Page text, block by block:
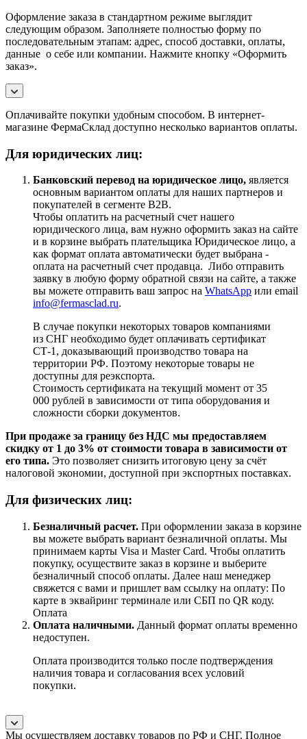
Оформление заказа в стандартном режиме выглядит
следующим образом. Заполняете полностью форму по
последовательным этапам: адрес, способ доставки, оплаты,
данные о себе или компании. Нажмите кнопку «Оформить
заказ».
Оплачивайте покупки удобным способом. В интернет-
магазине ФермаСклад доступно несколько вариантов оплаты.
Для юридических лиц:
Банковский перевод на юридическое лицо, является
основным вариантом оплаты для наших партнеров и
покупателей в сегменте B2B.
Чтобы оплатить на расчетный счет нашего
юридического лица, вам нужно оформить заказ на сайте
и в корзине выбрать плательщика Юридическое лицо, а
как формат оплата автоматически будет выбрана -
оплата на расчетный счет продавца. Либо отправить
заявку в любую форму обратной связи на сайте, а также
вы можете отправить ваш запрос на WhatsApp или email
info@fermasclad.ru.
В случае покупки некоторых товаров компаниями
из СНГ необходимо будет оплачивать сертификат
СТ-1, доказывающий производство товара на
территории РФ. Поэтому некоторые товары не
доступны для реэкспорта.
Стоимость сертификата на текущий момент от 35
000 рублей в зависимости от типа оборудования и
сложности сборки документов.
При продаже за границу без НДС мы предоставляем
скидку от 1 до 3% от стоимости товара в зависимости от
его типа. Это позволяет снизить итоговую цену за счёт
налоговой экономии, доступной при экспортных поставках.
Для физических лиц:
Безналичный расчет. При оформлении заказа в корзине
вы можете выбрать вариант безналичной оплаты. Мы
принимаем карты Visa и Master Card. Чтобы оплатить
покупку, осуществите заказ в корзине и выберите
безналичный способ оплаты. Далее наш менеджер
свяжется с вами и пришлет вам ссылку на оплату: По
карте в эквайринг терминале или СБП по QR коду.
Оплата
Оплата наличными. Данный формат оплаты временно
недоступен.
Оплата производится только после подтверждения
наличия товара и согласования всех условий
покупки.
Мы осуществляем доставку товаров по РФ и СНГ. Полное